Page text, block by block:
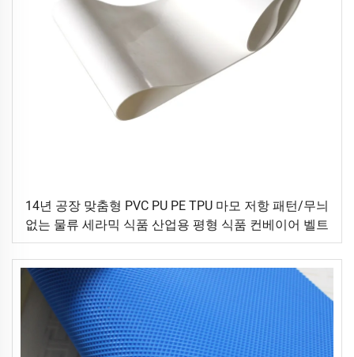
14년 공장 맞춤형 PVC PU PE TPU 마모 저항 패턴/무늬
없는 물류 세라믹 식품 산업용 평형 식품 컨베이어 벨트